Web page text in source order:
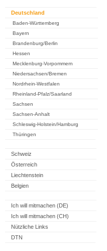
Deutschland
Baden-Württemberg
Bayern
Brandenburg/Berlin
Hessen
Mecklenburg-Vorpommern
Niedersachsen/Bremen
Nordrhein-Westfalen
Rheinland-Pfalz/Saarland
Sachsen
Sachsen-Anhalt
Schleswig-Holstein/Hamburg
Thüringen
Schweiz
Österreich
Liechtenstein
Belgien
Ich will mitmachen (DE)
Ich will mitmachen (CH)
Nützliche Links
DTN